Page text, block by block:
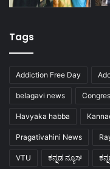
Tags
Addiction Free Day
belagavi news
Havyaka habba
Pragativahini News
VTU ಕನ್ನಡ ನ್ಯೂಸ್